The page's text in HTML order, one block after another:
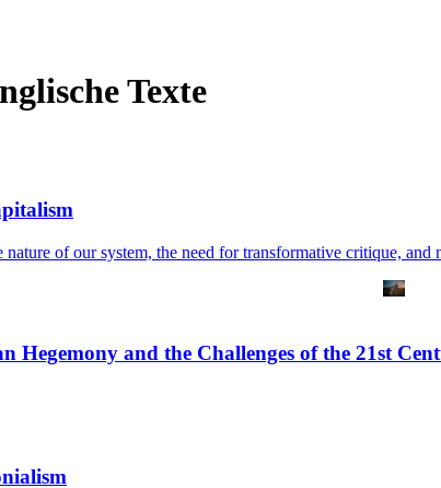
Texte
nature of our system, the need for transformative critique, and
Hegemony and the Challenges of the 21st